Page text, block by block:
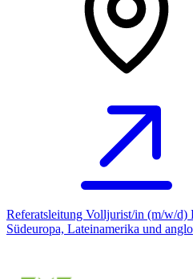
Referatsleitung Volljurist/in (m/w/
Südeuropa, Lateinamerika und